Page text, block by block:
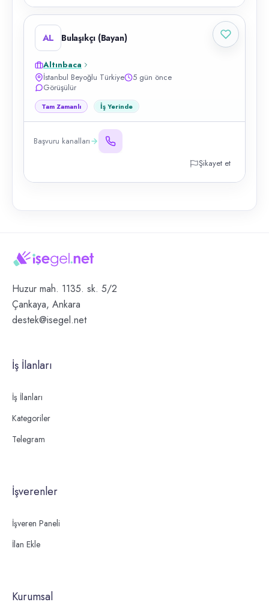
AL Bulaşıkçı (Bayan)
Altınbaca
İstanbul Beyoğlu Türkiye
5 gün önce
Görüşülür
Tam Zamanlı İş Yerinde
Başvuru kanalları
Şikayet et
Huzur mah. 1135. sk. 5/2
Çankaya, Ankara
destek@isegel.net
İş İlanları
İş İlanları
Kategoriler
Telegram
İşverenler
İşveren Paneli
İlan Ekle
Kurumsal